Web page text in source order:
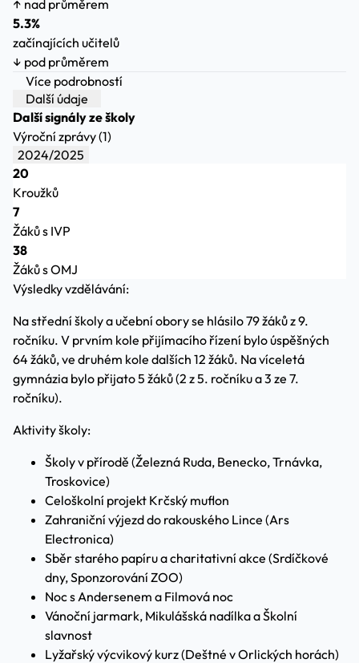
↑ nad průměrem
5.3%
začínajících učitelů
↓ pod průměrem
Více podrobností
Další údaje
Další signály ze školy
Výroční zprávy (1)
2024/2025
20
Kroužků
7
Žáků s IVP
38
Žáků s OMJ
Výsledky vzdělávání:
Na střední školy a učební obory se hlásilo 79 žáků z 9.
ročníku. V prvním kole přijímacího řízení bylo úspěšných
64 žáků, ve druhém kole dalších 12 žáků. Na víceletá
gymnázia bylo přijato 5 žáků (2 z 5. ročníku a 3 ze 7.
ročníku).
Aktivity školy:
Školy v přírodě (Železná Ruda, Benecko, Trnávka,
Troskovice)
Celoškolní projekt Krčský muflon
Zahraniční výjezd do rakouského Lince (Ars
Electronica)
Sběr starého papíru a charitativní akce (Srdíčkové
dny, Sponzorování ZOO)
Noc s Andersenem a Filmová noc
Vánoční jarmark, Mikulášská nadílka a Školní
slavnost
Lyžařský výcvikový kurz (Deštné v Orlických horách)